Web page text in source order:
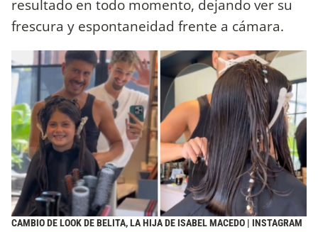
resultado en todo momento, dejando ver su
frescura y espontaneidad frente a cámara.
CAMBIO DE LOOK DE BELITA, LA HIJA DE ISABEL MACEDO | INSTAGRAM